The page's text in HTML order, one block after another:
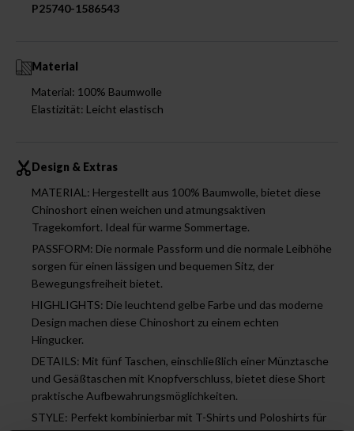
P25740-1586543
Material
Material: 100% Baumwolle
Elastizität: Leicht elastisch
Design & Extras
MATERIAL: Hergestellt aus 100% Baumwolle, bietet diese
Chinoshort einen weichen und atmungsaktiven
Tragekomfort. Ideal für warme Sommertage.
PASSFORM: Die normale Passform und die normale Leibhöhe
sorgen für einen lässigen und bequemen Sitz, der
Bewegungsfreiheit bietet.
HIGHLIGHTS: Die leuchtend gelbe Farbe und das moderne
Design machen diese Chinoshort zu einem echten
Hingucker.
DETAILS: Mit fünf Taschen, einschließlich einer Münztasche
und Gesäßtaschen mit Knopfverschluss, bietet diese Short
praktische Aufbewahrungsmöglichkeiten.
STYLE: Perfekt kombinierbar mit T-Shirts und Poloshirts für